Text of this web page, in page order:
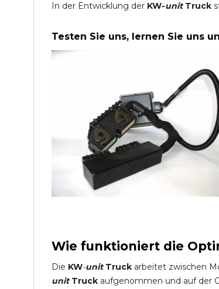
In der Entwicklung der KW-unitTruck
Testen Sie uns, lernen Sie uns
Wie funktioniert die
Die KW-unit Truck arbeitet zwischen
unit Truck aufgenommen und auf der